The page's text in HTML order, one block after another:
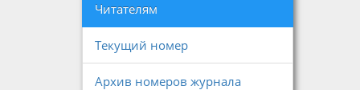
Читателям
Текущий номер
Архив номеров журнала